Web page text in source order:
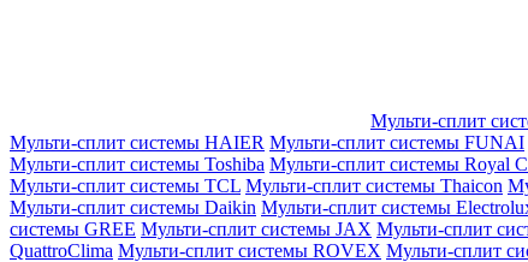
Мульти-сплит
Мульти-сплит системы HAIER Мульти-сплит системы FUNAI
Мульти-сплит системы Toshiba Мульти-сплит системы Royal
Мульти-сплит системы TCL Мульти-сплит системы Thaicon
Мульти-сплит системы Daikin Мульти-сплит системы
системы GREE Мульти-сплит системы JAX Мульти-сплит
QuattroClima Мульти-сплит системы ROVEX Мульти-сплит